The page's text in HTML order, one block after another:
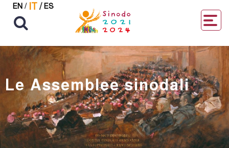
EN / IT/ ES
Le Assemblee sinodali